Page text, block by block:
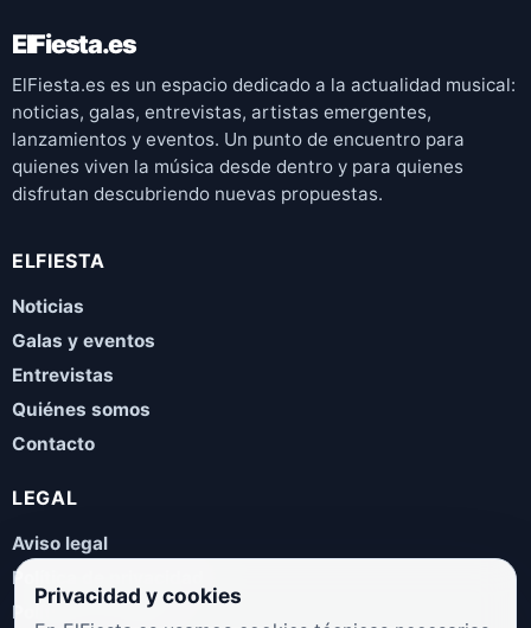
ElFiesta.es
ElFiesta.es es un espacio dedicado a la actualidad musical:
noticias, galas, entrevistas, artistas emergentes,
lanzamientos y eventos. Un punto de encuentro para
quienes viven la música desde dentro y para quienes
disfrutan descubriendo nuevas propuestas.
ELFIESTA
Noticias
Galas y eventos
Entrevistas
Quiénes somos
Contacto
LEGAL
Aviso legal
Política de privacidad
Política de cookies
Privacidad y cookies